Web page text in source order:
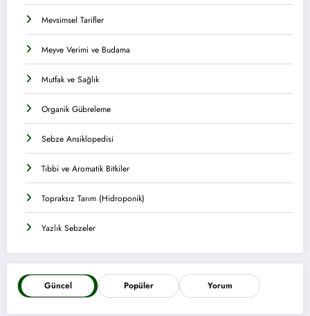
Mevsimsel Tarifler
Meyve Verimi ve Budama
Mutfak ve Sağlık
Organik Gübreleme
Sebze Ansiklopedisi
Tıbbi ve Aromatik Bitkiler
Topraksız Tarım (Hidroponik)
Yazlık Sebzeler
Güncel Popüler Yorum